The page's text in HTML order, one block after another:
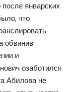
январских
что
обвинив
и
озаботился
Абилова не